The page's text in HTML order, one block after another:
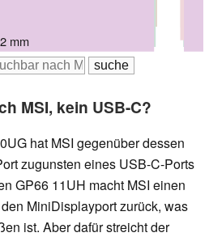
mm
mm
mm
MSI, kein USB-C?
hat MSI gegenüber dessen
zugunsten eines USB-C-Ports
GP66 11UH macht MSI einen
MiniDisplayport zurück, was
ist. Aber dafür streicht der